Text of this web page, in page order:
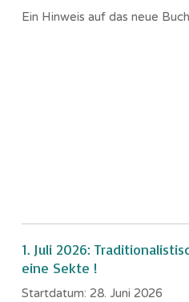
Ein Hinweis auf das neue
1. Juli 2026:
eine Sekte !
Startdatum: 28. Juni 2026